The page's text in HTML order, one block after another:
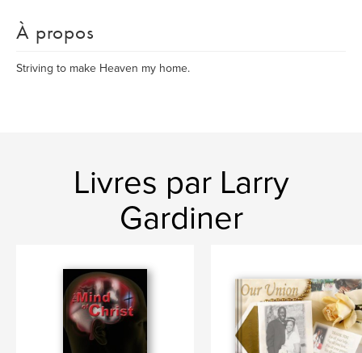
À propos
Striving to make Heaven my home.
Livres par Larry
Gardiner